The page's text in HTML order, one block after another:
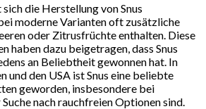
die Herstellung von Snus
moderne Varianten oft zusätzliche
oder Zitrusfrüchte enthalten. Diese
haben dazu beigetragen, dass Snus
an Beliebtheit gewonnen hat. In
und den USA ist Snus eine beliebte
geworden, insbesondere bei
nach rauchfreien Optionen sind.